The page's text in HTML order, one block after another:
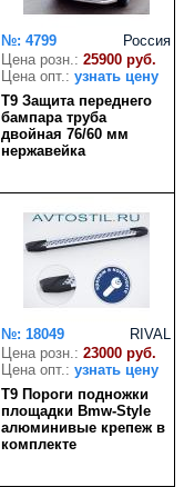
Россия
№: 4799
Цена розн.: 25900 руб.
Цена опт.: узнать цену
T9 Защита переднего
бампара труба
двойная 76/60 мм
нержавейка
RIVAL
№: 18049
Цена розн.: 23000 руб.
Цена опт.: узнать цену
T9 Пороги подножки
площадки Bmw-Style
алюминивые крепеж в
комплекте